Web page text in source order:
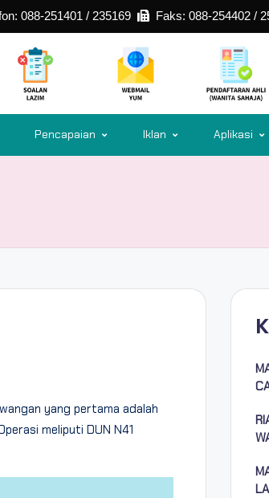
088-251401 / 235169 Faks: 088-254402 /
Pencapaian Iklan Aplikasi
yang pertama adalah
meliputi DUN N41